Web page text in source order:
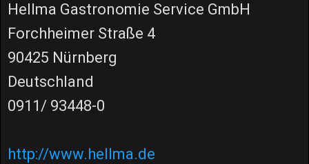
Hellma Gastronomie Service GmbH
Forchheimer Straße 4
90425 Nürnberg
Deutschland
0911/ 93448-0
http://www.hellma.de